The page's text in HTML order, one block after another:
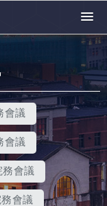
會議
會議
會議
會議